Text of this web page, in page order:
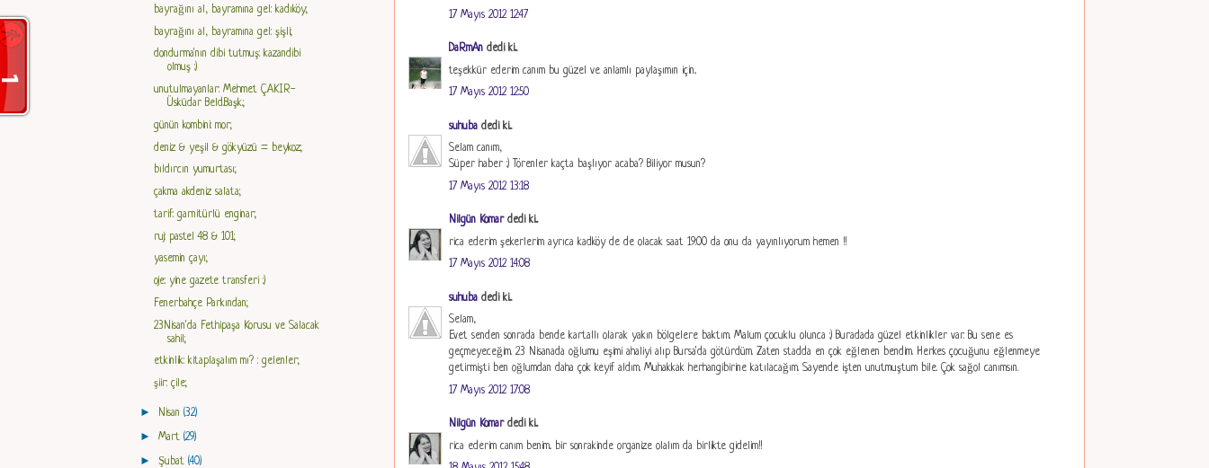
17 Mayıs 2012 12:47
DaRmAn dedi ki...
teşekkür ederim canım bu güzel ve anlamlı paylaşımın için..
17 Mayıs 2012 12:50
suhuba dedi ki...
Selam canım,
Süper haber :) Törenler kaçta başlıyor acaba? Biliyor musun?
17 Mayıs 2012 13:18
Nilgün Komardedi ki...
rica ederim şekerlerim ayrıca kadköy de de olacak saat 19:00 da onu da yayınlıyorum hemen !!
17 Mayıs 2012 14:08
suhuba dedi ki...
Selam,
Evet senden sonrada bende kartallı olarak yakın bölgelere baktım. Malum çocuklu olunca :) Buradada güzel etkinlikler var. Bu sene es
geçmeyeceğim. 23 Nisanada oğlumu eşimi ahaliyi alıp Bursa'da götürdüm. Zaten stadda en çok eğlenen bendim. Herkes çocuğunu eğlenmeye
getirmişti ben oğlumdan daha çok keyif aldım. Muhakkak herhangibirine katılacağım. Sayende işten unutmuştum bile. Çok sağol canımsın.
17 Mayıs 2012 17:08
Nilgün Komardedi ki...
rica ederim canım benim.. bir sonrakinde organize olalım da birlikte gidelim!!
bayrağını al, bayramına gel: kadıköy;
bayrağını al, bayramına gel: şişli;
dondurma'nın dibi tutmuş: kazandibi
olmuş :)
unutulmayanlar: Mehmet ÇAKIR-
Üsküdar Beld.Başk.;
günün kombini: mor;
deniz & yeşil & gökyüzü = beykoz;
bıldırcın yumurtası;
çakma akdeniz salata;
tarif: garnitürlü enginar;
ruj: pastel 48 & 101;
yasemin çayı;
oje: yine gazete transferi :)
Fenerbahçe Parkından;
23Nisan'da Fethipaşa Korusu ve Salacak
sahil;
etkinlik: kitaplaşalım mı? : gelenler;
şiir: çile;
► Nisan (32)
► Mart (29)
► Şubat (40)